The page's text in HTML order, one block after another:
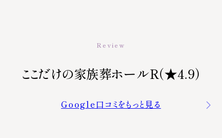
Review
ここだけの家族葬ホールR（★4.9）
Google口コミをもっと見る